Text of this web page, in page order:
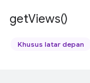
getViews()
Khusus latar depan